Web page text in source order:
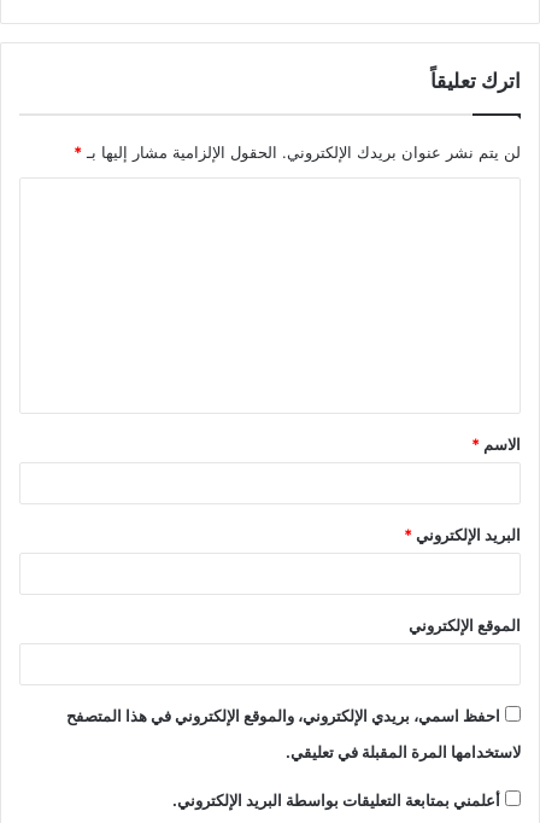
اترك تعليقاً
لن يتم نشر عنوان بريدك الإلكتروني. الحقول الإلزامية مشار إليها بـ *
ق
*
الاسم *
البريد الإلكتروني*
الموقع الإلكتروني
احفظ اسمي، بريدي الإلكتروني، والموقع الإلكتروني في هذا المتصفح
لاستخدامها المرة المقبلة في تعليقي.
أعلمني بمتابعة التعليقات بواسطة البريد الإلكتروني.